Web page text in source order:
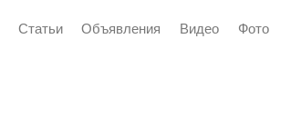
Статьи Объявления Видео Фото